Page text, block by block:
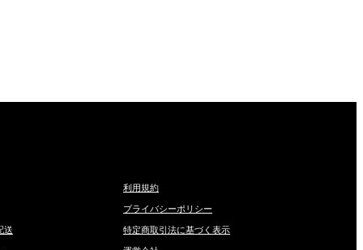
送
利用規約
プライバシーポリシー
特定商取引法に基づく表示